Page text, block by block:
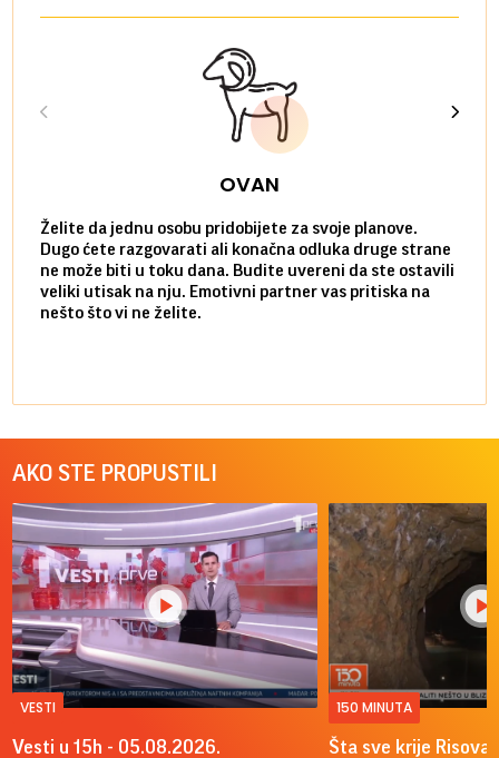
OVAN
Želite da jednu osobu pridobijete za svoje planove.
Dugo ćete razgovarati ali konačna odluka druge strane
ne može biti u toku dana. Budite uvereni da ste ostavili
veliki utisak na nju. Emotivni partner vas pritiska na
nešto što vi ne želite.
AKO STE PROPUSTILI
VESTI
Vesti u 15h - 05.08.2026.
150 MINUTA
Šta sve krije